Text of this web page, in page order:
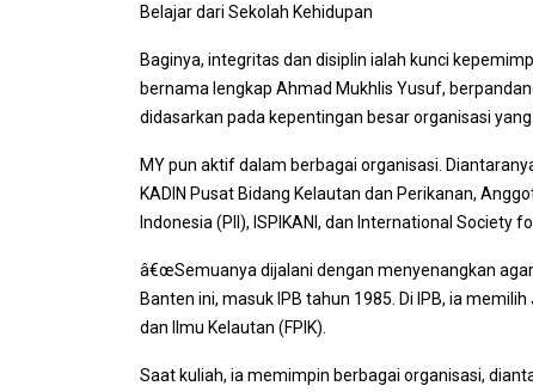
Belajar dari Sekolah Kehidupan
Baginya, integritas dan disiplin ialah kunci
bernama lengkap Ahmad Mukhlis Yusuf,
didasarkan pada kepentingan besar organisasi yang
MY pun aktif dalam berbagai organisasi.
KADIN Pusat Bidang Kelautan dan Perikanan,
Indonesia (PII), ISPIKANI, dan International Society
â€œSemuanya dijalani dengan menyenangkan
Banten ini, masuk IPB tahun 1985. Di IPB, ia
dan Ilmu Kelautan (FPIK).
Saat kuliah, ia memimpin berbagai organisasi,